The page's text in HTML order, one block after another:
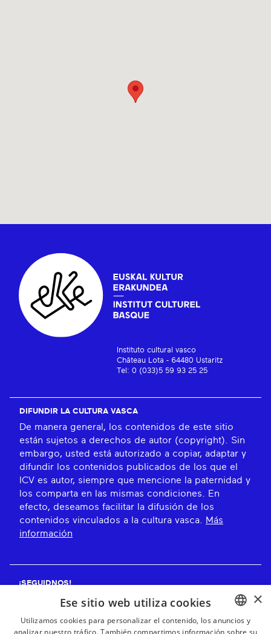
Instituto cultural vasco
Château Lota - 64480 Ustaritz
Tel: 0 (033)5 59 93 25 25
DIFUNDIR LA CULTURA VASCA
De manera general, los contenidos de este sitio
están sujetos a derechos de autor (copyright). Sin
embargo, usted está autorizado a copiar, adaptar y
difundir los contenidos publicados de los que el
ICV es autor, siempre que mencione la paternidad y
los comparta en las mismas condiciones. En
efecto, deseamos facilitar la difusión de los
contenidos vinculados a la cultura vasca.
Más
información
¡SEGUIDNOS!
BASQUE
×
Ese sitio web utiliza cookies
Utilizamos cookies para personalizar el contenido, los anuncios y
analizar nuestro tráfico. También compartimos información sobre su